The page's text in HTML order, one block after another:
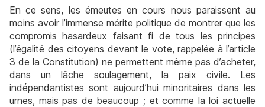
En ce sens, les émeutes en cours nous paraissent au
moins avoir l’immense mérite politique de montrer que les
compromis hasardeux faisant fi de tous les principes
(l’égalité des citoyens devant le vote, rappelée à l’article
3 de la Constitution) ne permettent même pas d’acheter,
dans un lâche soulagement, la paix civile. Les
indépendantistes sont aujourd’hui minoritaires dans les
urnes, mais pas de beaucoup ; et comme la loi actuelle